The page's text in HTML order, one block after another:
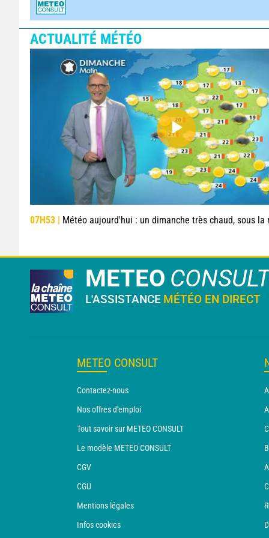
ACTUALITÉ MÉTÉO
07H53 | Météo aujourd'hui : un dimanche très chaud, sous la menace de
METEO
L'ASSISTANCE MÉTÉO EN DIRECT
METEO CONSULT
Contactez-nous
Nos offres d'emploi
Tout savoir sur METEO CONSULT
Le modèle METEO CONSULT
CGV
CGU
Mentions légales
Infos cookies